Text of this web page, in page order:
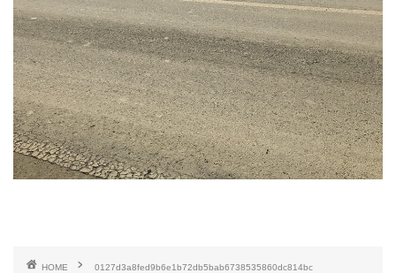
HOME 0127d3a8fed9b6e1b72db5bab6738535860dc814bc